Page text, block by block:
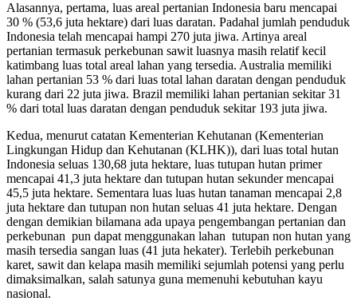
Alasannya, pertama, luas areal pertanian Indonesia baru mencapai
30 % (53,6 juta hektare) dari luas daratan. Padahal jumlah penduduk
Indonesia telah mencapai hampi 270 juta jiwa. Artinya areal
pertanian termasuk perkebunan sawit luasnya masih relatif kecil
katimbang luas total areal lahan yang tersedia. Australia memiliki
lahan pertanian 53 % dari luas total lahan daratan dengan penduduk
kurang dari 22 juta jiwa. Brazil memiliki lahan pertanian sekitar 31
% dari total luas daratan dengan penduduk sekitar 193 juta jiwa.
Kedua, menurut catatan Kementerian Kehutanan (Kementerian
Lingkungan Hidup dan Kehutanan (KLHK)), dari luas total hutan
Indonesia seluas 130,68 juta hektare, luas tutupan hutan primer
mencapai 41,3 juta hektare dan tutupan hutan sekunder mencapai
45,5 juta hektare. Sementara luas luas hutan tanaman mencapai 2,8
juta hektare dan tutupan non hutan seluas 41 juta hektare. Dengan
dengan demikian bilamana ada upaya pengembangan pertanian dan
perkebunan pun dapat menggunakan lahan tutupan non hutan yang
masih tersedia sangan luas (41 juta hekater). Terlebih perkebunan
karet, sawit dan kelapa masih memiliki sejumlah potensi yang perlu
dimaksimalkan, salah satunya guna memenuhi kebutuhan kayu
nasional.